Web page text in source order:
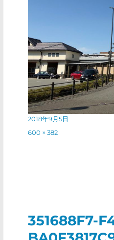
投
稿
2018年9月5日
フ
600 × 382
ナ
ビ
351688F7-